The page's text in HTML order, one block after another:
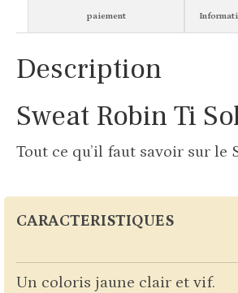
paiement
Description
Sweat Robin Ti
Tout ce qu’il faut savoir sur le
CARACTERISTIQUES
Un coloris jaune clair et vif.